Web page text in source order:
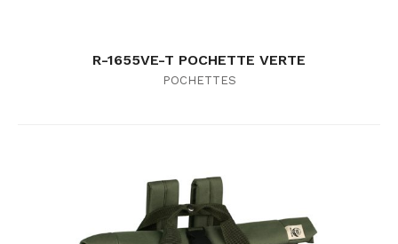
R-1655VE-T POCHETTE VERTE
POCHETTES